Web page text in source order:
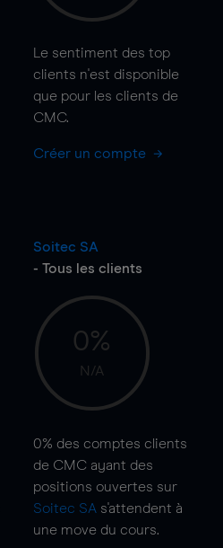
Le sentiment des top
clients n'est disponible
que pour les clients de
CMC.
Créer un compte
Soitec SA
- Tous les clients
0%
N/A
0% des comptes clients
de CMC ayant des
positions ouvertes sur
Soitec SA s'attendent à
une move du cours.